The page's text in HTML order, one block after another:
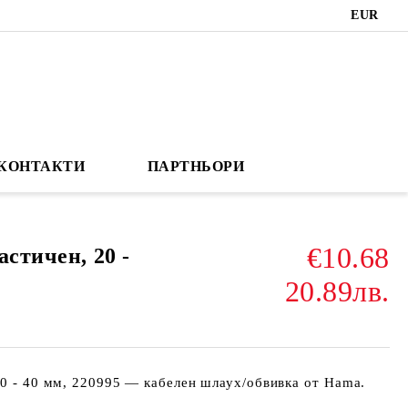
EUR
ПАРТНЬОРИ
20 -
€10.68
20.89лв.
- 40 мм, 220995 — кабелен шлаух/обвивка от Hama.